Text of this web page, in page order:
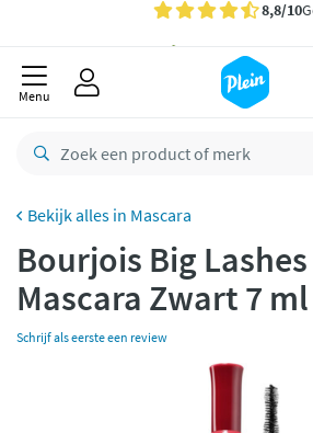
Gratisbezorging vanaf
Bestelling uiterlijkmaandag
retourneren
Betaal met Klarna
Menu
Mascara
Bourjois Big
Mascara Zwart 7 ml
Schrijf als eerste een review